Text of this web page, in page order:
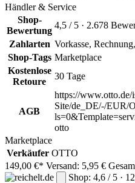
Händler & Service
Shop-
Bewertung
4,5 / 5 · 2.678
Zahlarten Vorkasse,
Shop-Tags Marketplace
Kostenlose
Retoure
30 Tage
AGB
https://
Site/de_DE/-/EUR/
otto
Marketplace
Verkäufer OTTO
149,00 €* Versand: 5,95 €
Shop: 4,6 / 5 ·